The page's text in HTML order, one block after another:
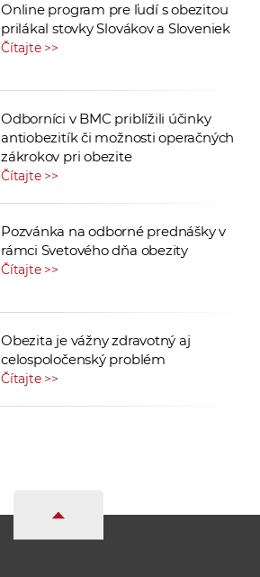
Online program pre ľudí s obezitou
prilákal stovky Slovákov a Sloveniek
Čítajte >>
Odborníci v BMC priblížili účinky
antiobezitík či možnosti operačných
zákrokov pri obezite
Čítajte >>
Pozvánka na odborné prednášky v
rámci Svetového dňa obezity
Čítajte >>
Obezita je vážny zdravotný aj
celospoločenský problém
Čítajte >>